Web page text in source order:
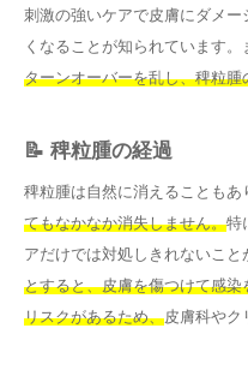
刺激の強いケアで皮膚にダメ
くなることが知られています。
ターンオーバーを乱し、稗粒
📝 稗粒腫の経過
稗粒腫は自然に消えることもあ
てもなかなか消失しません。特
アだけでは対処しきれないこと
とすると、皮膚を傷つけて感
リスクがあるため、皮膚科やク